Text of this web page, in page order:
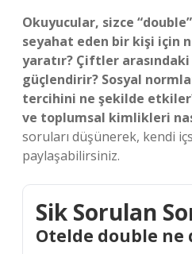
Okuyucular, sizce
seyahat eden bir kişi için
yaratır? Çiftler arasındaki
güçlendirir? Sosyal
tercihini ne şekilde
ve toplumsal kimlikleri
soruları düşünerek, kendi
paylaşabilirsiniz.
Sik Sorulan
Otelde double ne